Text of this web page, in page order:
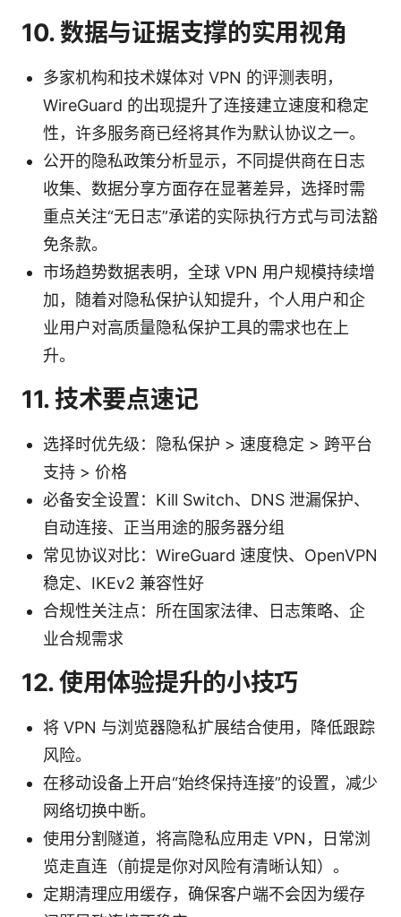
10. 数据与证据支撑的实用视角
多家机构和技术媒体对 VPN 的评测表明，
WireGuard 的出现提升了连接建立速度和稳定
性，许多服务商已经将其作为默认协议之一。
公开的隐私政策分析显示，不同提供商在日志
收集、数据分享方面存在显著差异，选择时需
重点关注“无日志”承诺的实际执行方式与司法豁
免条款。
市场趋势数据表明，全球 VPN 用户规模持续增
加，随着对隐私保护认知提升，个人用户和企
业用户对高质量隐私保护工具的需求也在上
升。
11. 技术要点速记
选择时优先级：隐私保护 > 速度稳定 > 跨平台
支持 > 价格
必备安全设置：Kill Switch、DNS 泄漏保护、
自动连接、正当用途的服务器分组
常见协议对比：WireGuard 速度快、OpenVPN
稳定、IKEv2 兼容性好
合规性关注点：所在国家法律、日志策略、企
业合规需求
12. 使用体验提升的小技巧
将 VPN 与浏览器隐私扩展结合使用，降低跟踪
风险。
在移动设备上开启“始终保持连接”的设置，减少
网络切换中断。
使用分割隧道，将高隐私应用走 VPN，日常浏
览走直连（前提是你对风险有清晰认知）。
定期清理应用缓存，确保客户端不会因为缓存